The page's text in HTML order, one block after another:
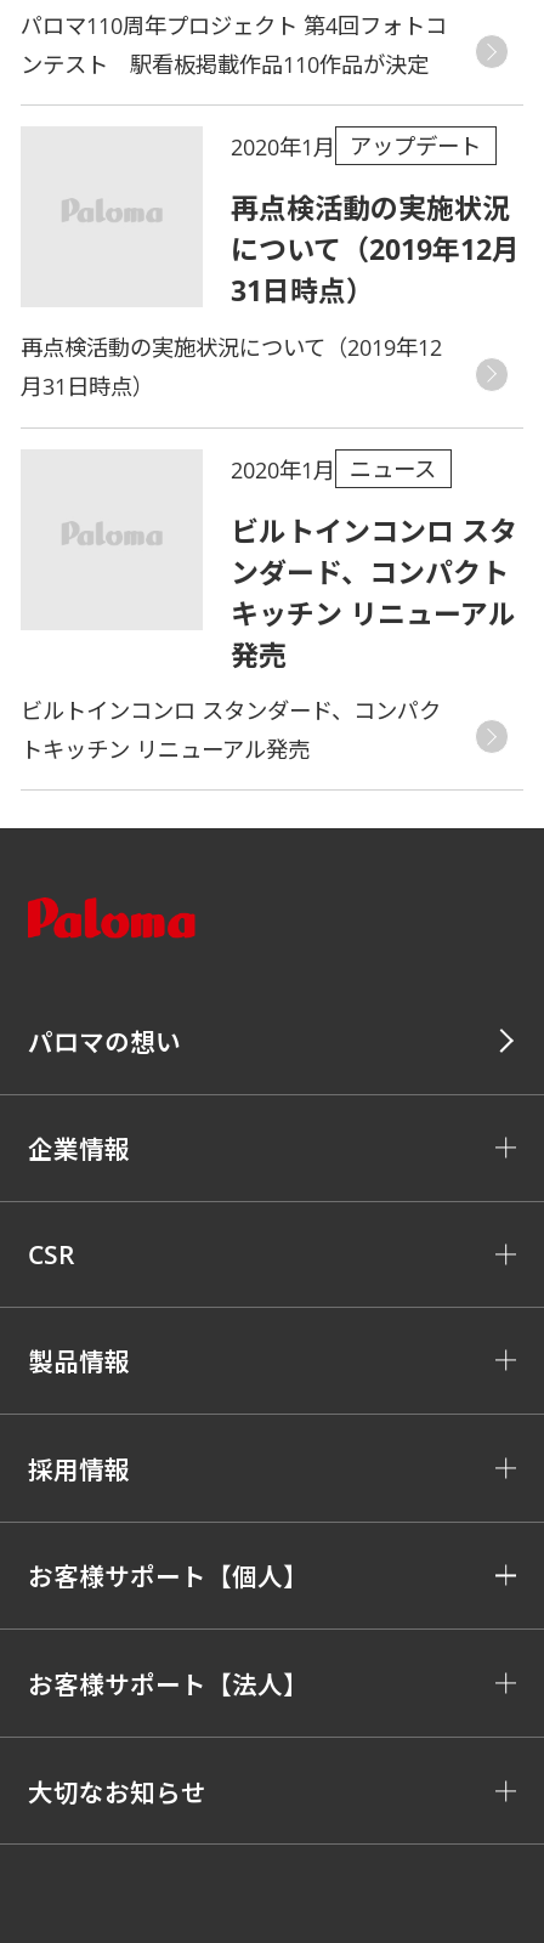
パロマ110周年プロジェクト 第4回フォトコ
ンテスト 駅看板掲載作品110作品が決定
2020年1月 アップデート
再点検活動の実施状況
について（2019年12月
31日時点）
再点検活動の実施状況について（2019年12
月31日時点）
2020年1月 ニュース
ビルトインコンロ スタ
ンダード、コンパクト
キッチン リニューアル
発売
ビルトインコンロ スタンダード、コンパク
トキッチン リニューアル発売
パロマの想い
企業情報
CSR
製品情報
採用情報
お客様サポート【個人】
お客様サポート【法人】
大切なお知らせ